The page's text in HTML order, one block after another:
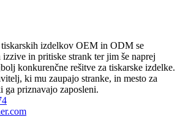
izdelkov OEM in ODM se
izzive in pritiske strank ter jim še naprej
konkurenčne rešitve za tiskarske izdelke.
ki mu zaupajo stranke, in mesto za
ga priznavajo zaposleni.